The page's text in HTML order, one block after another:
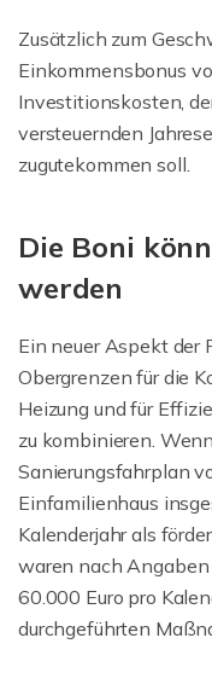
Zusätzlich zum
Einkommensbonus
Investitionskosten,
versteuernden
zugutekommen soll.
Die Boni
werden
Ein neuer Aspekt der
Obergrenzen für die
Heizung und für
zu kombinieren.
Sanierungsfahrplan
Einfamilienhaus
Kalenderjahr als
waren nach
60.000 Euro pro
durchgeführten